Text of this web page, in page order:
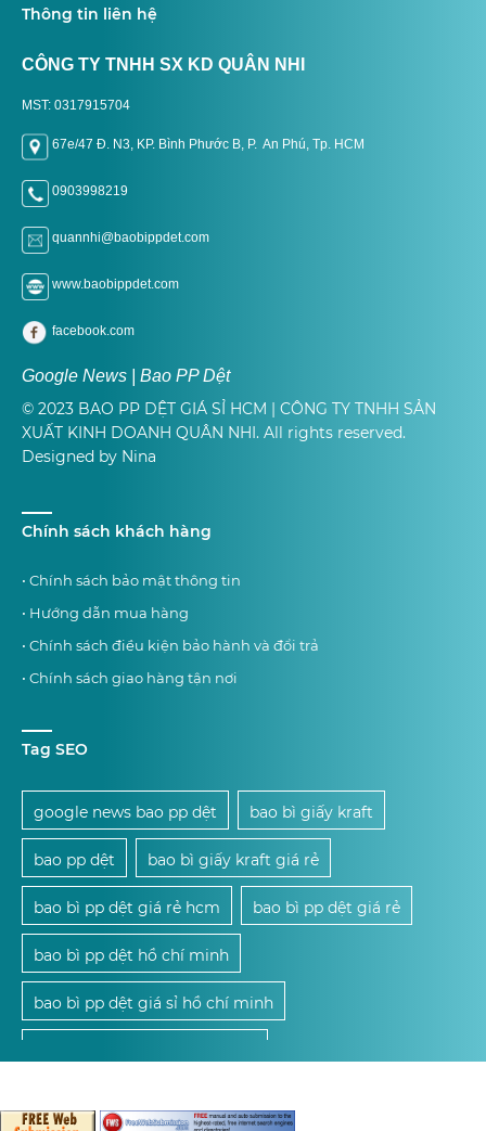
Thông tin liên hệ
CÔNG TY TNHH SX KD QUÂN NHI
MST: 0317915704
67e/47 Đ. N3, KP. Bình Phước B, P. An Phú, Tp. HCM
0903998219
quannhi@baobippdet.com
www.baobippdet.com
facebook.com
Google News | Bao PP Dệt
© 2023 BAO PP DỆT GIÁ SỈ HCM | CÔNG TY TNHH SẢN
XUẤT KINH DOANH QUÂN NHI. All rights reserved.
Designed by Nina
Chính sách khách hàng
• Chính sách bảo mật thông tin
• Hướng dẫn mua hàng
• Chính sách điều kiện bảo hành và đổi trả
• Chính sách giao hàng tận nơi
Tag SEO
google news bao pp dệt bao bì giấy kraft
bao pp dệt bao bì giấy kraft giá rẻ
bao bì pp dệt giá rẻ hcm bao bì pp dệt giá rẻ
bao bì pp dệt hồ chí minh
bao bì pp dệt giá sỉ hồ chí minh